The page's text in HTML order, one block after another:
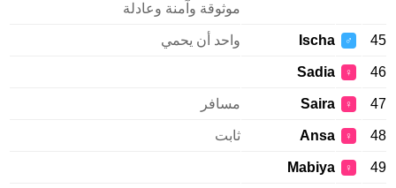
موثوقة وآمنة وعادلة
45
♂
Ischa واحد أن يحمي
46
♀
Sadia
47
♀
Saira مسافر
48
♀
Ansa ثابت
49
♀
Mabiya